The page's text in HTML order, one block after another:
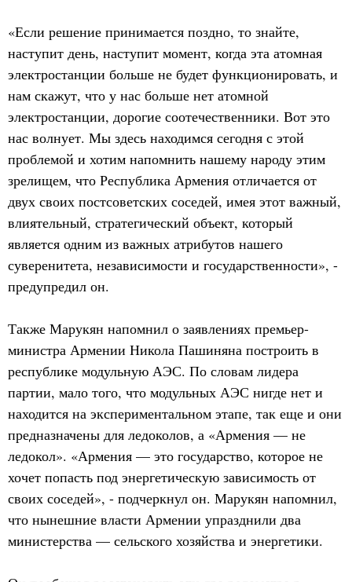
«Если решение принимается поздно, то знайте,
наступит день, наступит момент, когда эта атомная
электростанции больше не будет функционировать, и
нам скажут, что у нас больше нет атомной
электростанции, дорогие соотечественники. Вот это
нас волнует. Мы здесь находимся сегодня с этой
проблемой и хотим напомнить нашему народу этим
зрелищем, что Республика Армения отличается от
двух своих постсоветских соседей, имея этот важный,
влиятельный, стратегический объект, который
является одним из важных атрибутов нашего
суверенитета, независимости и государственности», -
предупредил он.
Также Марукян напомнил о заявлениях премьер-
министра Армении Никола Пашиняна построить в
республике модульную АЭС. По словам лидера
партии, мало того, что модульных АЭС нигде нет и
находится на экспериментальном этапе, так еще и они
предназначены для ледоколов, а «Армения — не
ледокол». «Армения — это государство, которое не
хочет попасть под энергетическую зависимость от
своих соседей», - подчеркнул он. Марукян напомнил,
что нынешние власти Армении упразднили два
министерства — сельского хозяйства и энергетики.